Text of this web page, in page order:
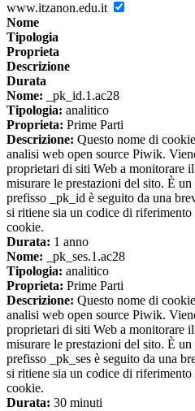
www.itzanon.edu.it
Nome
Tipologia
Proprieta
Descrizione
Durata
Nome: _pk_id.1.ac28
Tipologia: analitico
Proprieta: Prime Parti
Descrizione: Questo nome di
analisi web open source Piwik.
proprietari di siti Web a monitorare
misurare le prestazioni del sito. È
prefisso _pk_id è seguito da una
si ritiene sia un codice di
cookie.
Durata: 1 anno
Nome: _pk_ses.1.ac28
Tipologia: analitico
Proprieta: Prime Parti
Descrizione: Questo nome di
analisi web open source Piwik.
proprietari di siti Web a monitorare
misurare le prestazioni del sito. È
prefisso _pk_ses è seguito da una
si ritiene sia un codice di
cookie.
Durata: 30 minuti